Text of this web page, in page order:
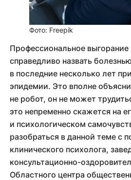
Фото: Freepik
Профессиональное
справедливо назвать
в последние несколько лет
эпидемии. Это вполне
не робот, он не может
это непременно скажется на
и психологическом
разобраться в данной теме с
клинического психолога,
консультационно-
Областного центра